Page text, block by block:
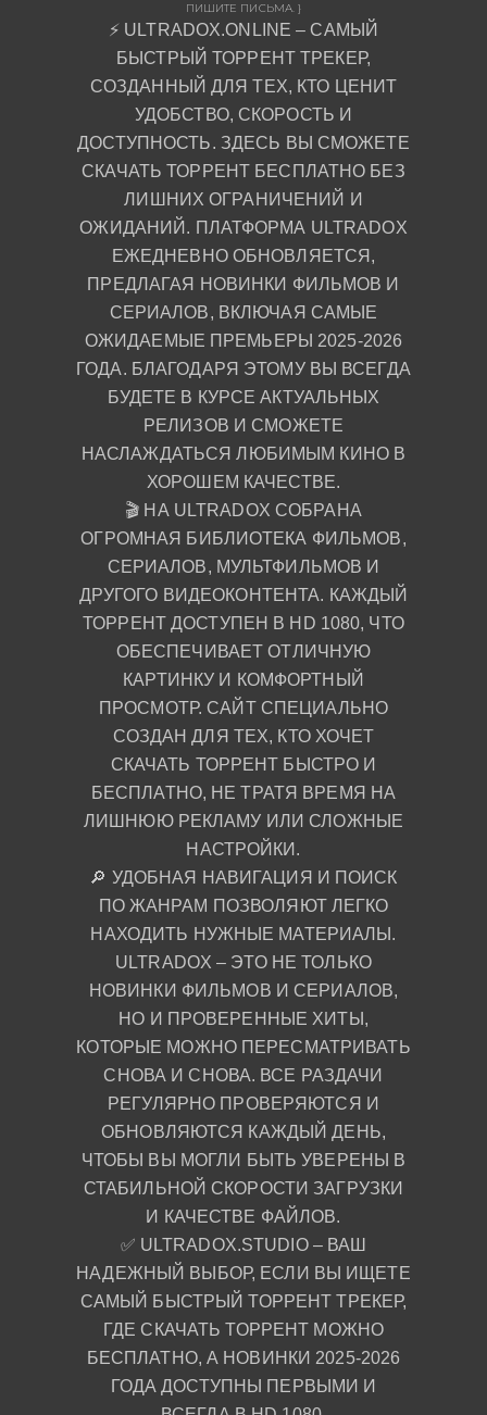
ПИШИТЕ ПИСЬМА. }
⚡ ULTRADOX.ONLINE – САМЫЙ
БЫСТРЫЙ ТОРРЕНТ ТРЕКЕР,
СОЗДАННЫЙ ДЛЯ ТЕХ, КТО ЦЕНИТ
УДОБСТВО, СКОРОСТЬ И
ДОСТУПНОСТЬ. ЗДЕСЬ ВЫ СМОЖЕТЕ
СКАЧАТЬ ТОРРЕНТ БЕСПЛАТНО БЕЗ
ЛИШНИХ ОГРАНИЧЕНИЙ И
ОЖИДАНИЙ. ПЛАТФОРМА ULTRADOX
ЕЖЕДНЕВНО ОБНОВЛЯЕТСЯ,
ПРЕДЛАГАЯ НОВИНКИ ФИЛЬМОВ И
СЕРИАЛОВ, ВКЛЮЧАЯ САМЫЕ
ОЖИДАЕМЫЕ ПРЕМЬЕРЫ 2025-2026
ГОДА. БЛАГОДАРЯ ЭТОМУ ВЫ ВСЕГДА
БУДЕТЕ В КУРСЕ АКТУАЛЬНЫХ
РЕЛИЗОВ И СМОЖЕТЕ
НАСЛАЖДАТЬСЯ ЛЮБИМЫМ КИНО В
ХОРОШЕМ КАЧЕСТВЕ.
🎬 НА ULTRADOX СОБРАНА
ОГРОМНАЯ БИБЛИОТЕКА ФИЛЬМОВ,
СЕРИАЛОВ, МУЛЬТФИЛЬМОВ И
ДРУГОГО ВИДЕОКОНТЕНТА. КАЖДЫЙ
ТОРРЕНТ ДОСТУПЕН В HD 1080, ЧТО
ОБЕСПЕЧИВАЕТ ОТЛИЧНУЮ
КАРТИНКУ И КОМФОРТНЫЙ
ПРОСМОТР. САЙТ СПЕЦИАЛЬНО
СОЗДАН ДЛЯ ТЕХ, КТО ХОЧЕТ
СКАЧАТЬ ТОРРЕНТ БЫСТРО И
БЕСПЛАТНО, НЕ ТРАТЯ ВРЕМЯ НА
ЛИШНЮЮ РЕКЛАМУ ИЛИ СЛОЖНЫЕ
НАСТРОЙКИ.
🔎 УДОБНАЯ НАВИГАЦИЯ И ПОИСК
ПО ЖАНРАМ ПОЗВОЛЯЮТ ЛЕГКО
НАХОДИТЬ НУЖНЫЕ МАТЕРИАЛЫ.
ULTRADOX – ЭТО НЕ ТОЛЬКО
НОВИНКИ ФИЛЬМОВ И СЕРИАЛОВ,
НО И ПРОВЕРЕННЫЕ ХИТЫ,
КОТОРЫЕ МОЖНО ПЕРЕСМАТРИВАТЬ
СНОВА И СНОВА. ВСЕ РАЗДАЧИ
РЕГУЛЯРНО ПРОВЕРЯЮТСЯ И
ОБНОВЛЯЮТСЯ КАЖДЫЙ ДЕНЬ,
ЧТОБЫ ВЫ МОГЛИ БЫТЬ УВЕРЕНЫ В
СТАБИЛЬНОЙ СКОРОСТИ ЗАГРУЗКИ
И КАЧЕСТВЕ ФАЙЛОВ.
✅ ULTRADOX.STUDIO – ВАШ
НАДЕЖНЫЙ ВЫБОР, ЕСЛИ ВЫ ИЩЕТЕ
САМЫЙ БЫСТРЫЙ ТОРРЕНТ ТРЕКЕР,
ГДЕ СКАЧАТЬ ТОРРЕНТ МОЖНО
БЕСПЛАТНО, А НОВИНКИ 2025-2026
ГОДА ДОСТУПНЫ ПЕРВЫМИ И